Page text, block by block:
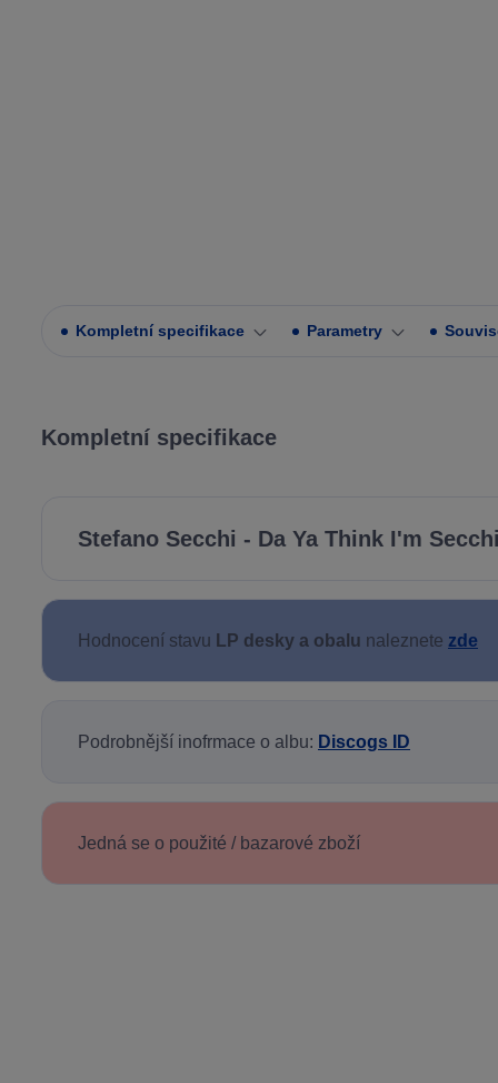
Kompletní specifikace Parametry
Kompletní specifikace
Stefano Secchi - Da Ya Think I'm
Hodnocení stavu LP desky a obalu naleznete zde
Podrobnější inofrmace o albu: Discogs ID
Jedná se o použité / bazarové zboží